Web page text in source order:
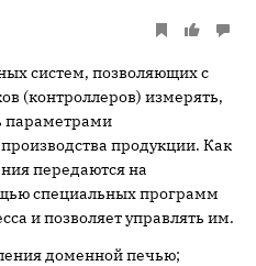
систем, позволяющих с
(контроллеров) измерять,
параметрами
продукции. Как
передаются на
специальных программ
и позволяет управлять им.
доменной печью;